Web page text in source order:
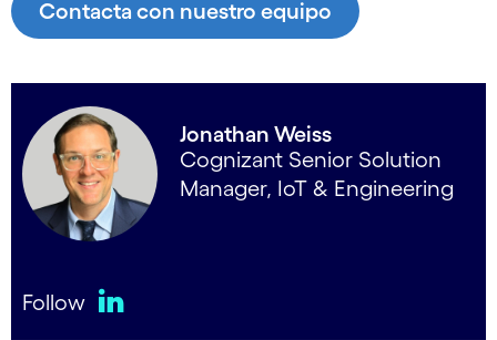
Contacta con nuestro equipo
Jonathan Weiss
Cognizant Senior Solution
Manager, IoT & Engineering
Follow